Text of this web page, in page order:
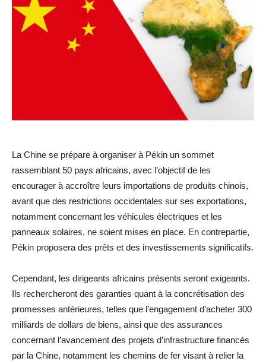
La Chine se prépare à organiser à Pékin un sommet
rassemblant 50 pays africains, avec l’objectif de les
encourager à accroître leurs importations de produits chinois,
avant que des restrictions occidentales sur ses exportations,
notamment concernant les véhicules électriques et les
panneaux solaires, ne soient mises en place. En contrepartie,
Pékin proposera des prêts et des investissements significatifs.
Cependant, les dirigeants africains présents seront exigeants.
Ils rechercheront des garanties quant à la concrétisation des
promesses antérieures, telles que l’engagement d’acheter 300
milliards de dollars de biens, ainsi que des assurances
concernant l’avancement des projets d’infrastructure financés
par la Chine, notamment les chemins de fer visant à relier la